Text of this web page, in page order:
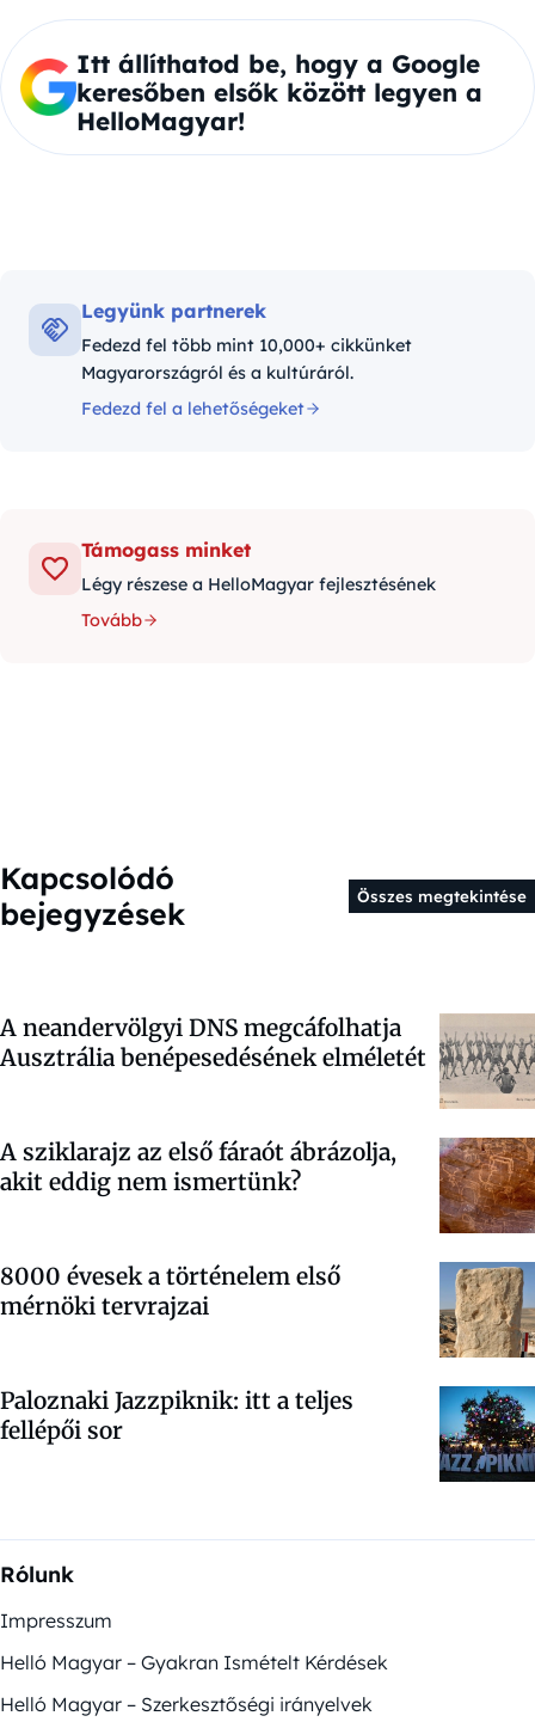
Itt állíthatod be, hogy a Google
keresőben elsők között legyen a
HelloMagyar!
Legyünk partnerek
Fedezd fel több mint 10,000+ cikkünket
Magyarországról és a kultúráról.
Fedezd fel a lehetőségeket
Támogass minket
Légy részese a HelloMagyar fejlesztésének
Tovább
Kapcsolódó
bejegyzések
Összes megtekintése
A neandervölgyi DNS megcáfolhatja
Ausztrália benépesedésének elméletét
A sziklarajz az első fáraót ábrázolja,
akit eddig nem ismertünk?
8000 évesek a történelem első
mérnöki tervrajzai
Paloznaki Jazzpiknik: itt a teljes
fellépői sor
Rólunk
Impresszum
Helló Magyar – Gyakran Ismételt Kérdések
Helló Magyar – Szerkesztőségi irányelvek